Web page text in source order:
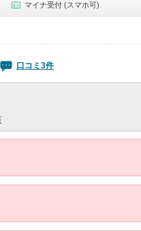
マイナ受付 (スマホ可)
口コミ3件